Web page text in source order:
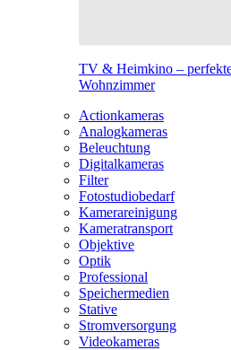
TV & Heimkino –
Wohnzimmer
Actionkameras
Analogkameras
Beleuchtung
Digitalkameras
Filter
Fotostudiobedarf
Kamerareinigung
Kameratransport
Objektive
Optik
Professional
Speichermedien
Stative
Stromversorgung
Videokameras